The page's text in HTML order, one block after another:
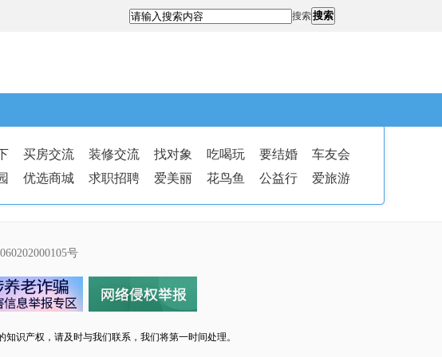
搜索搜索
买房交流 装修交流 找对象 吃喝玩 要结婚
车友会
优选商城 求职招聘 爱美丽 花鸟鱼 公益行 爱旅游
号
识产权，请及时与我们联系，我们将第一时间处理。